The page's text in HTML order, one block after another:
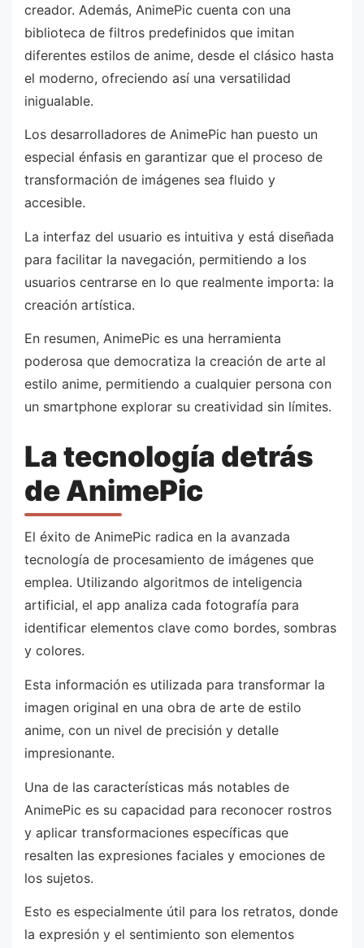
creador. Además, AnimePic cuenta con una
biblioteca de filtros predefinidos que imitan
diferentes estilos de anime, desde el clásico hasta
el moderno, ofreciendo así una versatilidad
inigualable.
Los desarrolladores de AnimePic han puesto un
especial énfasis en garantizar que el proceso de
transformación de imágenes sea fluido y
accesible.
La interfaz del usuario es intuitiva y está diseñada
para facilitar la navegación, permitiendo a los
usuarios centrarse en lo que realmente importa: la
creación artística.
En resumen, AnimePic es una herramienta
poderosa que democratiza la creación de arte al
estilo anime, permitiendo a cualquier persona con
un smartphone explorar su creatividad sin límites.
La tecnología detrás
de AnimePic
El éxito de AnimePic radica en la avanzada
tecnología de procesamiento de imágenes que
emplea. Utilizando algoritmos de inteligencia
artificial, el app analiza cada fotografía para
identificar elementos clave como bordes, sombras
y colores.
Esta información es utilizada para transformar la
imagen original en una obra de arte de estilo
anime, con un nivel de precisión y detalle
impresionante.
Una de las características más notables de
AnimePic es su capacidad para reconocer rostros
y aplicar transformaciones específicas que
resalten las expresiones faciales y emociones de
los sujetos.
Esto es especialmente útil para los retratos, donde
la expresión y el sentimiento son elementos